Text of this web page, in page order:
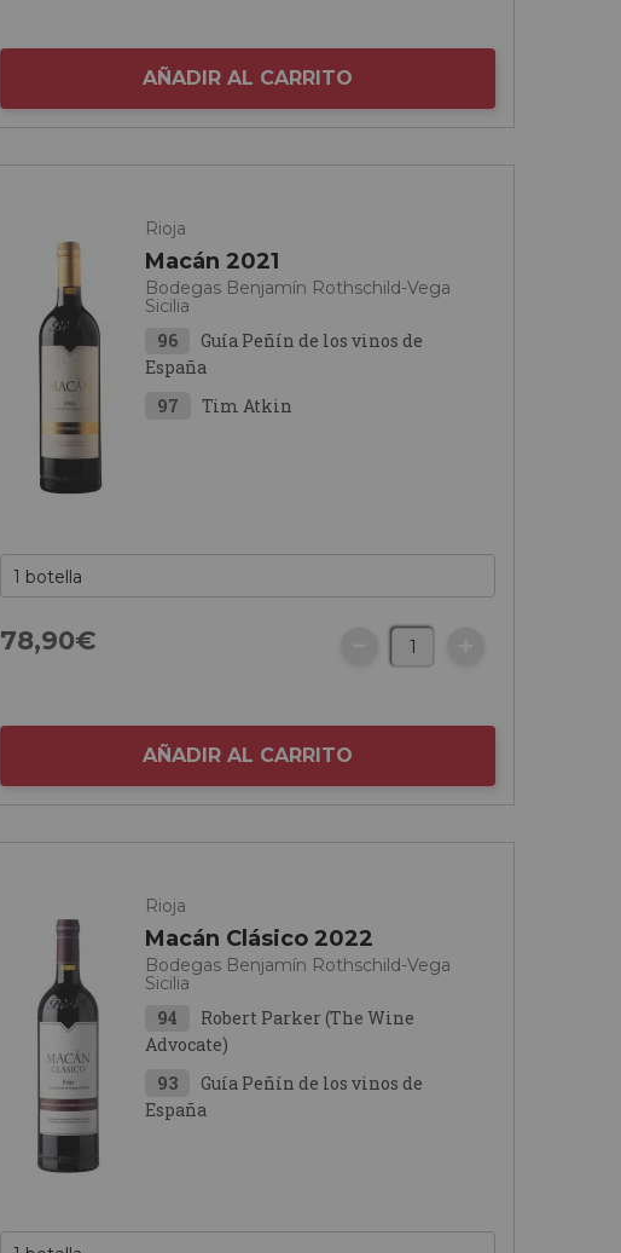
AÑADIR AL CARRITO
Rioja
Macán 2021
Bodegas Benjamín Rothschild-Vega
Sicilia
96
Guía Peñín de los vinos de
España
97
Tim Atkin
78,90€
AÑADIR AL CARRITO
Rioja
Macán Clásico 2022
Bodegas Benjamín Rothschild-Vega
Sicilia
94
Robert Parker (The Wine
Advocate)
93
Guía Peñín de los vinos de
España